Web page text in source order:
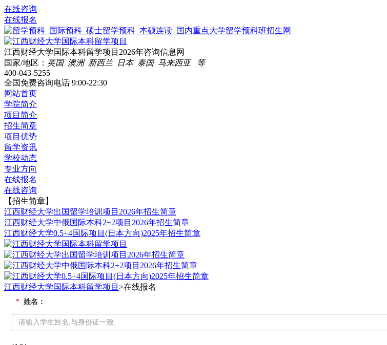
在线咨询
在线报名
江西财经大学国际本科留学项目2026年咨询信息网
国家/地区： 英国 澳洲 新西兰 日本 泰国 马来西亚 等
400-043-5255
全国免费咨询电话 9:00-22:30
网站首页
学院简介
项目简介
招生简章
项目优势
留学资讯
学校动态
专业方向
在线报名
在线咨询
【招生简章】
江西财经大学出国留学培训项目2026年招生简章
江西财经大学中俄国际本科2+2项目2026年招生简章
江西财经大学0.5+4国际项目(日本方向)2025年招生简章
江西财经大学国际本科留学项目 >在线报名